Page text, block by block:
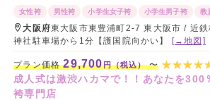
女性袴 男性袴 小学生女子袴 小学生男子袴 教
大阪府東大阪市東豊浦町2-7 東大阪市 / 近
神社駐車場から1分【護国院向かい】 [→地図]
プラン価格29,700円（税込）〜
成人式は激渋ハカマで！！あなたを300
袴専門店